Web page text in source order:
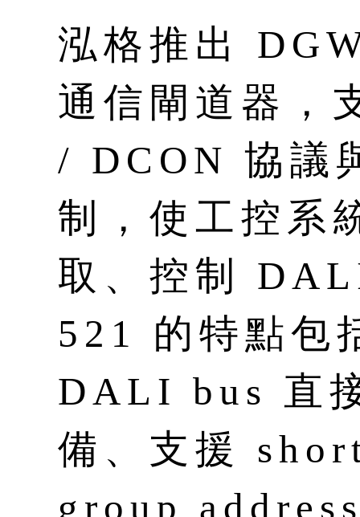
泓格推出
通信閘道器，
/ DCON 協議
制，使工控系
取、控制
521 的特點包
DALI bus 直
備、支援
group